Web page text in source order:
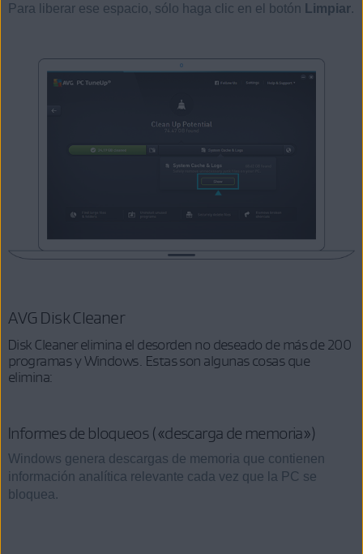
Para liberar ese espacio, sólo haga clic en el botón Limpiar.
AVG Disk Cleaner
Disk Cleaner elimina el desorden no deseado de más de 200
programas y Windows. Estas son algunas cosas que
elimina:
Informes de bloqueos («descarga de memoria»)
Windows genera descargas de memoria que contienen
información analítica relevante cada vez que la PC se
bloquea.